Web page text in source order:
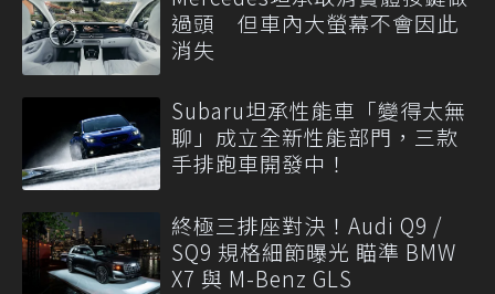
過頭 但車內大螢幕不會因此
消失
Subaru坦承性能車「變得太無
聊」成立全新性能部門，三款
手排跑車開發中！
終極三排座對決！Audi Q9 /
SQ9 規格細節曝光 瞄準 BMW
X7 與 M-Benz GLS